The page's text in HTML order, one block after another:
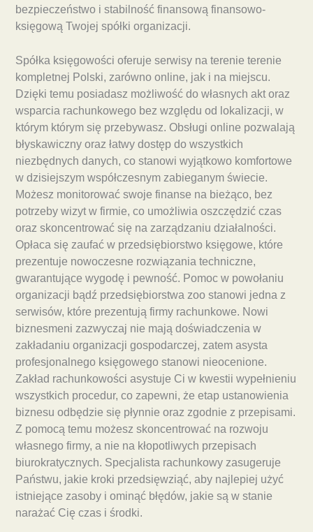
bezpieczeństwo i stabilność finansową finansowo-
księgową Twojej spółki organizacji.
Spółka księgowości oferuje serwisy na terenie terenie
kompletnej Polski, zarówno online, jak i na miejscu.
Dzięki temu posiadasz możliwość do własnych akt oraz
wsparcia rachunkowego bez względu od lokalizacji, w
którym którym się przebywasz. Obsługi online pozwalają
błyskawiczny oraz łatwy dostęp do wszystkich
niezbędnych danych, co stanowi wyjątkowo komfortowe
w dzisiejszym współczesnym zabieganym świecie.
Możesz monitorować swoje finanse na bieżąco, bez
potrzeby wizyt w firmie, co umożliwia oszczędzić czas
oraz skoncentrować się na zarządzaniu działalności.
Opłaca się zaufać w przedsiębiorstwo księgowe, które
prezentuje nowoczesne rozwiązania techniczne,
gwarantujące wygodę i pewność. Pomoc w powołaniu
organizacji bądź przedsiębiorstwa zoo stanowi jedna z
serwisów, które prezentują firmy rachunkowe. Nowi
biznesmeni zazwyczaj nie mają doświadczenia w
zakładaniu organizacji gospodarczej, zatem asysta
profesjonalnego księgowego stanowi nieocenione.
Zakład rachunkowości asystuje Ci w kwestii wypełnieniu
wszystkich procedur, co zapewni, że etap ustanowienia
biznesu odbędzie się płynnie oraz zgodnie z przepisami.
Z pomocą temu możesz skoncentrować na rozwoju
własnego firmy, a nie na kłopotliwych przepisach
biurokratycznych. Specjalista rachunkowy zasugeruje
Państwu, jakie kroki przedsięwziąć, aby najlepiej użyć
istniejące zasoby i ominąć błędów, jakie są w stanie
narażać Cię czas i środki.